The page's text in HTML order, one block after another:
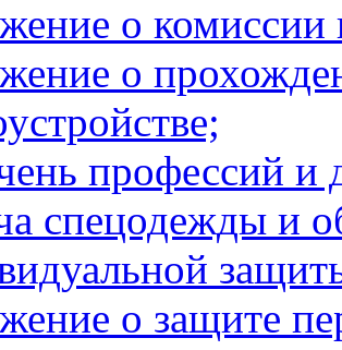
о
о
профессий и
спецодежды и
о защите